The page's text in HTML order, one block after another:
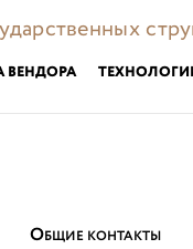
ВЕНДОРА
ОБЩИЕ КОНТАКТЫ